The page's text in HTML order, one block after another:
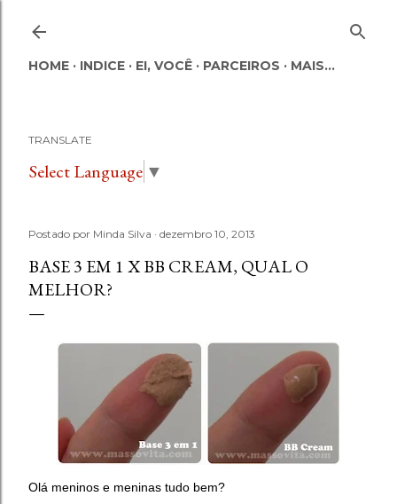
HOME INDICE EI, VOCÊ PARCEIROS MAIS…
TRANSLATE
Select Language ▼
Postado por Minda Silva dezembro 10, 2013
BASE 3 EM 1 X BB CREAM, QUAL O
MELHOR?
Olá meninos e meninas tudo bem?